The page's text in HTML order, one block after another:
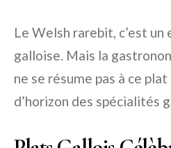
Le Welsh rarebit, c’est un
galloise. Mais la
ne se résume pas à ce
d’horizon des spécialités